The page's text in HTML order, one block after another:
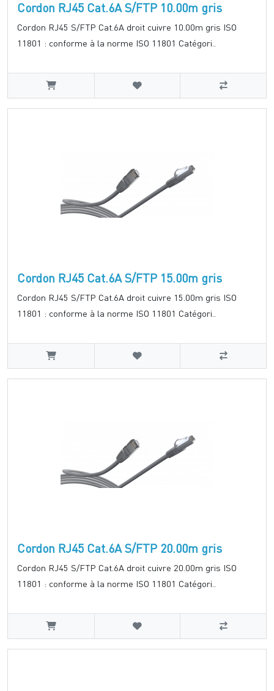
Cordon RJ45 Cat.6A S/FTP 10.00m gris
Cordon RJ45 S/FTP Cat.6A droit cuivre 10.00m gris ISO
11801 : conforme à la norme ISO 11801 Catégori..
Cordon RJ45 Cat.6A S/FTP 15.00m gris
Cordon RJ45 S/FTP Cat.6A droit cuivre 15.00m gris ISO
11801 : conforme à la norme ISO 11801 Catégori..
Cordon RJ45 Cat.6A S/FTP 20.00m gris
Cordon RJ45 S/FTP Cat.6A droit cuivre 20.00m gris ISO
11801 : conforme à la norme ISO 11801 Catégori..